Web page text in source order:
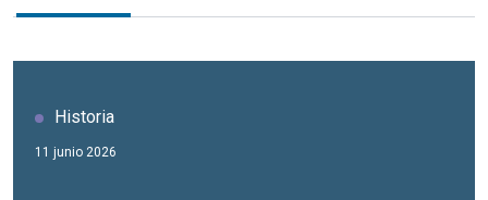
Historia
11 junio 2026
Historia
28 mayo 2026